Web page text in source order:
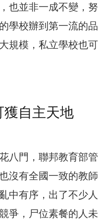
也並非一成不變，努
學校辦到第一流的品
規模，私立學校也可
獲自主天地
八門，聯邦教育部管
沒有全國一致的教師
中有序，出了不少人
爭，尸位素餐的人未